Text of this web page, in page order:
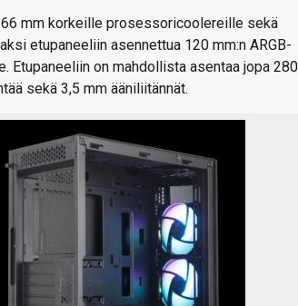
mm korkeille prosessoricoolereille sekä
etupaneeliin asennettua 120 mm:n ARGB-
Etupaneeliin on mahdollista asentaa jopa 280
sekä 3,5 mm ääniliitännät.